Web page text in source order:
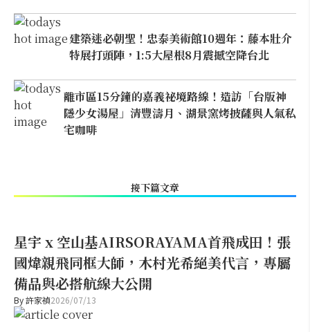
建築迷必朝聖！忠泰美術館10週年：藤本壯介
特展打頭陣，1:5大屋根8月震撼空降台北
離市區15分鐘的嘉義祕境路線！造訪「台版神
隱少女湯屋」清豐濤月、湖景窯烤披薩與人氣私
宅咖啡
接下篇文章
星宇 x 空山基AIRSORAYAMA首飛成田！張
國煒親飛同框大師，木村光希絕美代言，專屬
備品與必搭航線大公開
By許家禎2026/07/13